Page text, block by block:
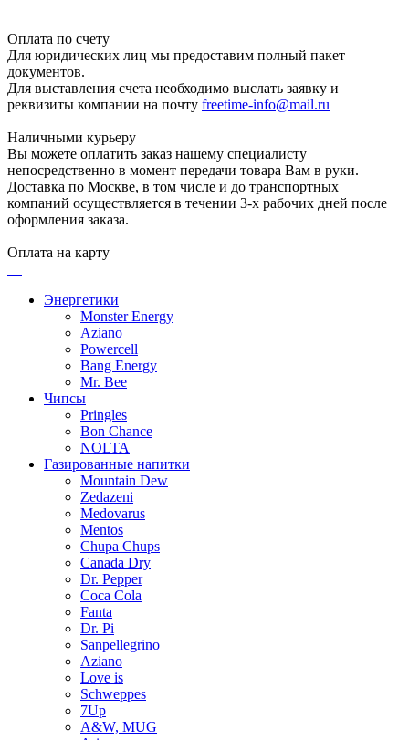
Оплата по счету
Для юридических лиц мы предоставим полный пакет
документов.
Для выставления счета необходимо выслать заявку и
реквизиты компании на почту freetime-info@mail.ru
Наличными курьеру
Вы можете оплатить заказ нашему специалисту
непосредственно в момент передачи товара Вам в руки.
Доставка по Москве, в том числе и до транспортных
компаний осуществляется в течении 3-х рабочих дней после
оформления заказа.
Оплата на карту
Энергетики
Monster Energy
Aziano
Powercell
Bang Energy
Mr. Bee
Чипсы
Pringles
Bon Chance
NOLTA
Газированные напитки
Mountain Dew
Zedazeni
Medovarus
Mentos
Chupa Chups
Canada Dry
Dr. Pepper
Coca Cola
Fanta
Dr. Pi
Sanpellegrino
Aziano
Love is
Schweppes
7Up
A&W, MUG